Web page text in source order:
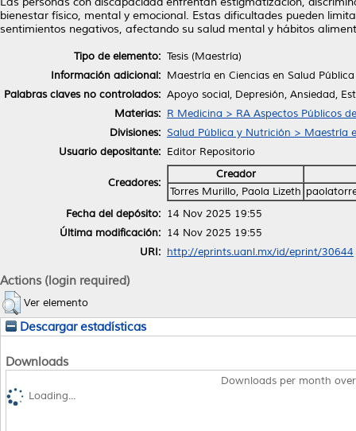
bienestar físico, mental y emocional. Estas dificultades pueden
sentimientos negativos, afectando su salud mental y hábitos
Tipo de elemento: Tesis (Maestría)
Información adicional: Maestría en Ciencias en Salud Pública
Palabras claves no controlados: Apoyo social, Depresión, Ansiedad,
Materias: R Medicina > RA Aspectos Públicos
Divisiones: Salud Pública y Nutrición > Maestría
Usuario depositante: Editor Repositorio
Creadores:
Creador
Torres Murillo, Paola Lizeth
Fecha del depósito: 14 Nov 2025 19:55
Última modificación: 14 Nov 2025 19:55
URI: http://eprints.uanl.mx/id/eprint/30644
Actions (login required)
Ver elemento
Descargar estadísticas
Downloads
Downloads per month
Loading...